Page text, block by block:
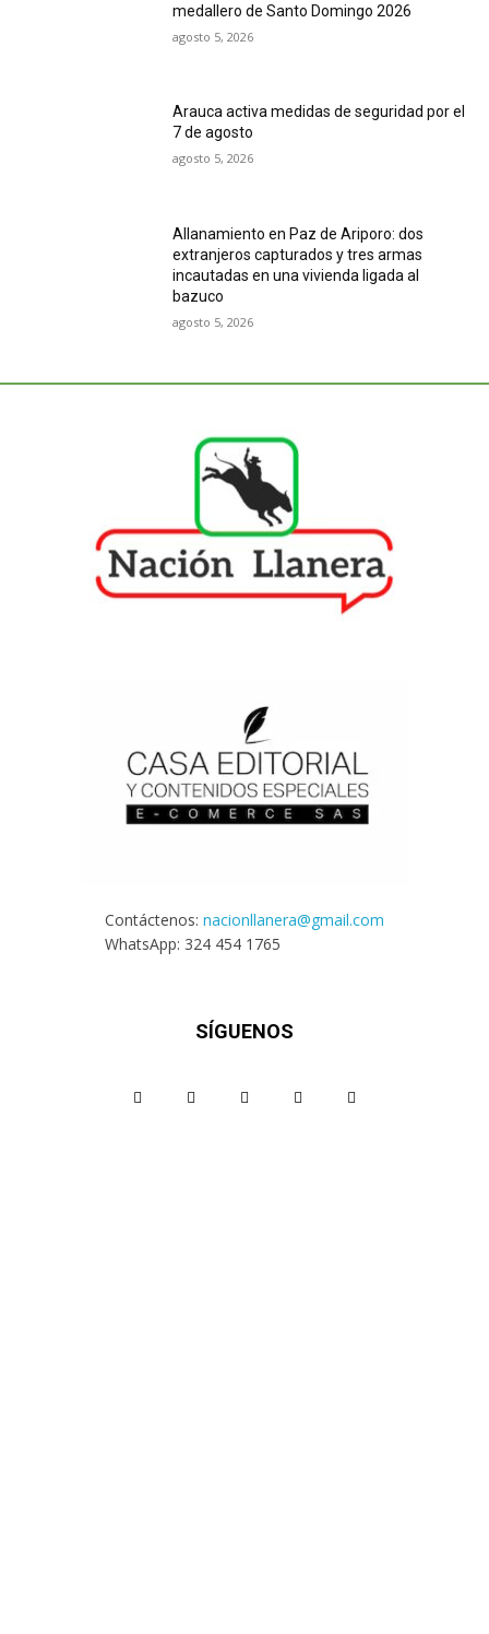
medallero de Santo Domingo 2026
agosto 5, 2026
Arauca activa medidas de seguridad por el
7 de agosto
agosto 5, 2026
Allanamiento en Paz de Ariporo: dos
extranjeros capturados y tres armas
incautadas en una vivienda ligada al
bazuco
agosto 5, 2026
Contáctenos: nacionllanera@gmail.com
WhatsApp: 324 454 1765
SÍGUENOS